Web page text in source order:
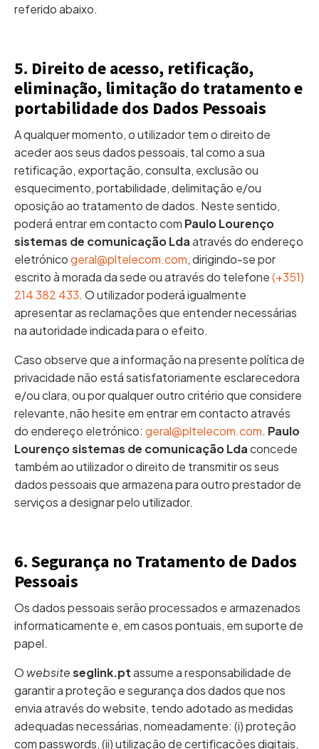
referido abaixo.
5. Direito de acesso, retificação,
eliminação, limitação do tratamento e
portabilidade dos Dados Pessoais
A qualquer momento, o utilizador tem o direito de
aceder aos seus dados pessoais, tal como a sua
retificação, exportação, consulta, exclusão ou
esquecimento, portabilidade, delimitação e/ou
oposição ao tratamento de dados. Neste sentido,
poderá entrar em contacto com Paulo Lourenço
sistemas de comunicação Ldaatravés do endereço
eletrónicogeral@pltelecom.com, dirigindo-se por
escrito à morada da sede ou através do telefone(+351)
214 382 433. O utilizador poderá igualmente
apresentar as reclamações que entender necessárias
na autoridade indicada para o efeito.
Caso observe que a informação na presente política de
privacidade não está satisfatoriamente esclarecedora
e/ou clara, ou por qualquer outro critério que considere
relevante, não hesite em entrar em contacto através
do endereço eletrónico: geral@pltelecom.com. Paulo
Lourenço sistemas de comunicação Ldaconcede
também ao utilizador o direito de transmitir os seus
dados pessoais que armazena para outro prestador de
serviços a designar pelo utilizador.
6. Segurança no Tratamento de Dados
Pessoais
Os dados pessoais serão processados e armazenados
informaticamente e, em casos pontuais, em suporte de
papel.
Owebsiteseglink.ptassume a responsabilidade de
garantir a proteção e segurança dos dados que nos
envia através do website, tendo adotado as medidas
adequadas necessárias, nomeadamente: (i) proteção
com passwords, (ii) utilização de certificações digitais,